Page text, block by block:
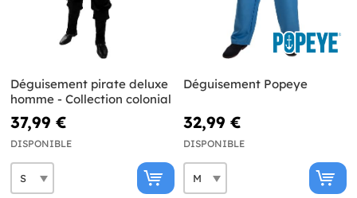
Déguisement pirate deluxe
homme - Collection colonial
37,99 €
DISPONIBLE
Déguisement Popeye
32,99 €
DISPONIBLE